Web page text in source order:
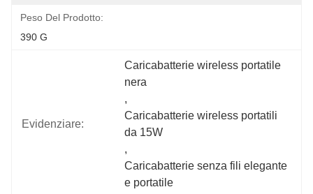
Peso Del Prodotto:
390 G
Evidenziare:
Caricabatterie wireless portatile
nera
,
Caricabatterie wireless portatili
da 15W
,
Caricabatterie senza fili elegante
e portatile